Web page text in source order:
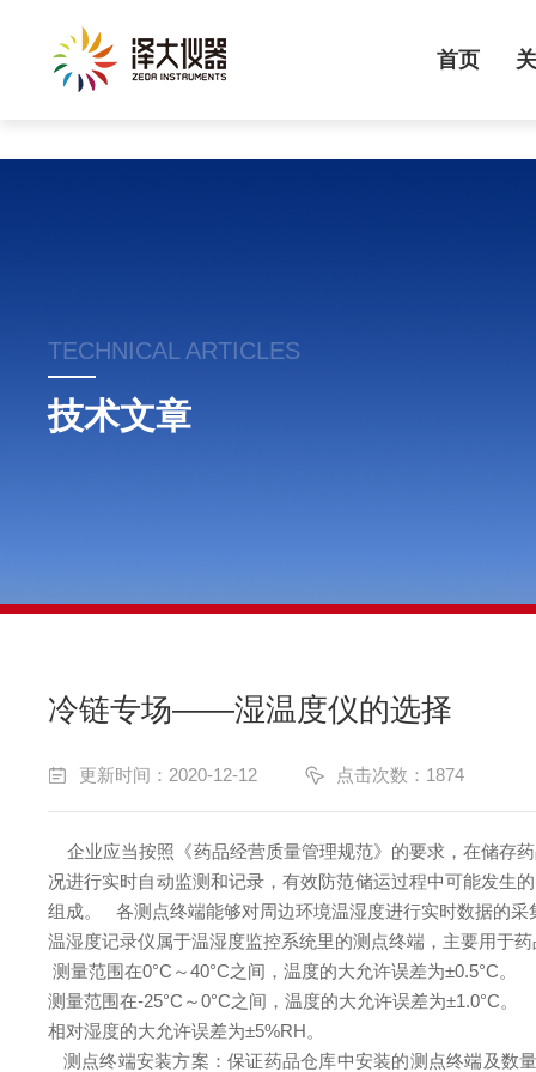
首页
TECHNICAL ARTICLES
技术文章
冷链专场——湿温度仪的选择
更新时间：2020-12-12 点击次数：1874
企业应当按照《药品经营质量管理规范》的要求，在储存
况进行实时自动监测和记录，有效防范储运过程中可能发生
组成。
各测点终端能够对周边环境温湿度进行实时数据的
温湿度记录仪属于温湿度监控系统里的测点终端，主要用于
测量范围在0°C～40°C之间，温度的大允许误差为±0.5°C。
测量范围在-25°C～0°C之间，温度的大允许误差为±1.0°C。
相对湿度的大允许误差为±5%RH。
测点终端安装方案：保证药品仓库中安装的测点终端及数